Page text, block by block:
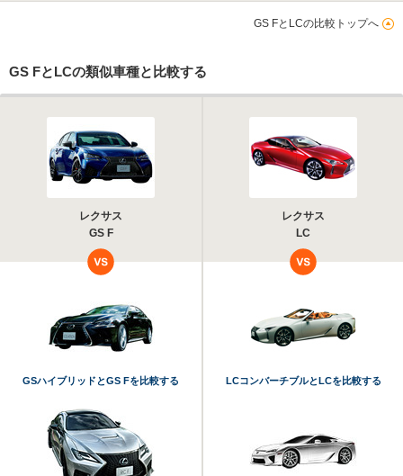
GS FとLCの比較トップへ
GS FとLCの類似車種と比較する
レクサス
GS F
レクサス
LC
GSハイブリッドとGS Fを比較する LCコンバーチブルとLCを比較する